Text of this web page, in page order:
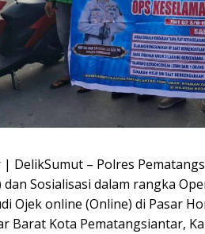
DelikSumut – Polres
Sosialisasi dalam rangka
Ojek online (Online) di Pasar
Barat Kota Pematangsiantar,